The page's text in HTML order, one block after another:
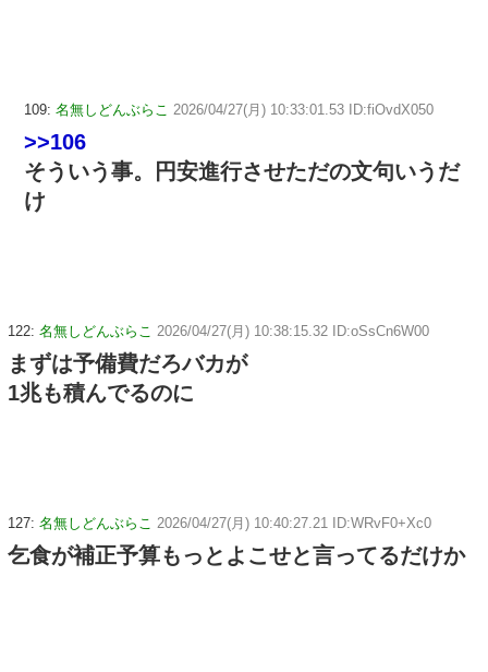
109: 名無しどんぶらこ 2026/04/27(月) 10:33:01.53 ID:fiOvdX050
>>106
そういう事。円安進行させただの文句いうだ
け
122: 名無しどんぶらこ 2026/04/27(月) 10:38:15.32 ID:oSsCn6W00
まずは予備費だろバカが
1兆も積んでるのに
127: 名無しどんぶらこ 2026/04/27(月) 10:40:27.21 ID:WRvF0+Xc0
乞食が補正予算もっとよこせと言ってるだけか